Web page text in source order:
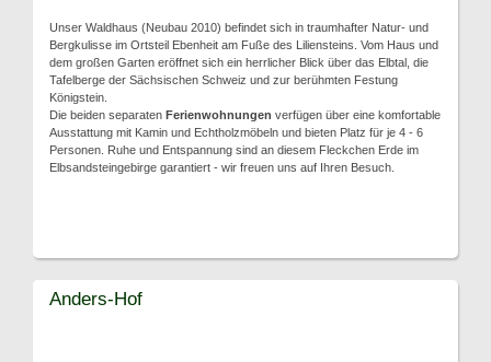
Unser Waldhaus (Neubau 2010) befindet sich in traumhafter Natur- und
Bergkulisse im Ortsteil Ebenheit am Fuße des Liliensteins. Vom Haus und
dem großen Garten eröffnet sich ein herrlicher Blick über das Elbtal, die
Tafelberge der Sächsischen Schweiz und zur berühmten Festung
Königstein.
Die beiden separaten Ferienwohnungen verfügen über eine komfortable
Ausstattung mit Kamin und Echtholzmöbeln und bieten Platz für je 4 - 6
Personen. Ruhe und Entspannung sind an diesem Fleckchen Erde im
Elbsandsteingebirge garantiert - wir freuen uns auf Ihren Besuch.
Anders-Hof